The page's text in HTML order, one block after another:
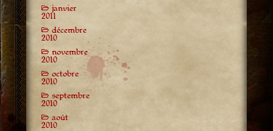
janvier
2011
décembre
2010
novembre
2010
octobre
2010
septembre
2010
août
2010